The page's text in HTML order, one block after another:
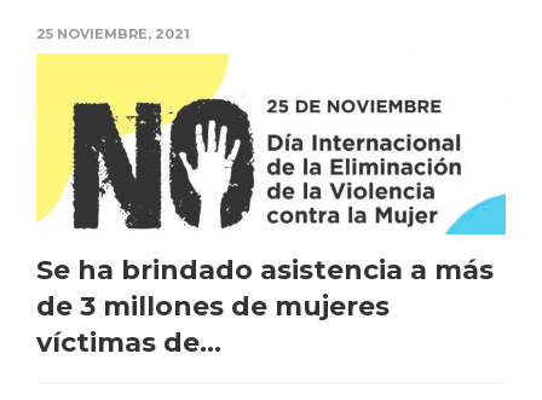
25 NOVIEMBRE, 2021
Se ha brindado asistencia a más
de 3 millones de mujeres
víctimas de...